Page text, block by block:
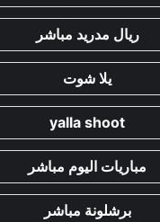
ريال مدريد مباشر
يلا شوت
yalla shoot
مباريات اليوم مباشر
برشلونة مباشر